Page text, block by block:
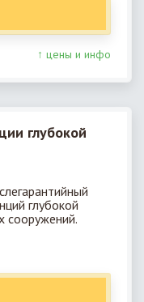
↑ цены и инфо
глубокой
глубокой
сооружений.